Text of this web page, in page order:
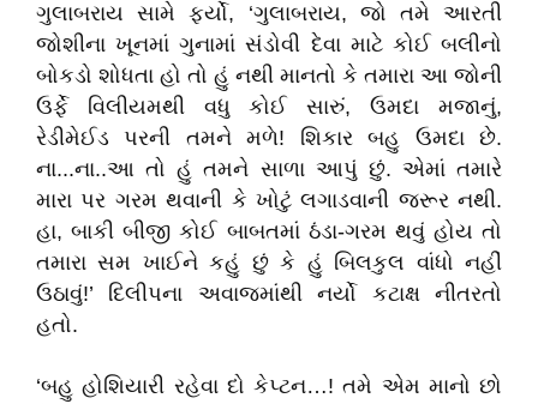
ગુલાબરાય સામે ફર્યો, ‘ગુલાબરાય, જો તમે આરતી
જોશીના ખૂનમાં ગુનામાં સંડોવી દેવા માટે કોઈ બલીનો
બોકડો શોધતા હો તો હું નથી માનતો કે તમારા આ જોની
ઉર્ફે વિલીયમથી વધુ કોઈ સારું, ઉમદા મજાનું,
રેડીમેઈડ પરની તમને મળે! શિકાર બહુ ઉમદા છે.
ના...ના..આ તો હું તમને સાળા આપું છું. એમાં તમારે
મારા પર ગરમ થવાની કે ખોટું લગાડવાની જરૂર નથી.
હા, બાકી બીજી કોઈ બાબતમાં ઠંડા-ગરમ થવું હોય તો
તમારા સમ ખાઈને કહું છું કે હું બિલકુલ વાંધો નહીં
ઉઠાવું!’ દિલીપના અવાજમાંથી નર્યો કટાક્ષ નીતરતો
હતો.
‘બહુ હોશિયારી રહેવા દો કેપ્ટન…! તમે એમ માનો છો